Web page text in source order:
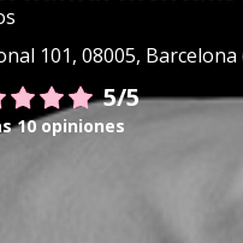
101, 08005,
5/5
10 opiniones